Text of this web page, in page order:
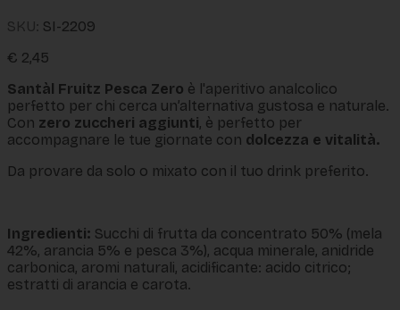
SKU: SI-2209
€ 2,45
Santàl Fruitz Pesca Zero è l'aperitivo analcolico
perfetto per chi cerca un’alternativa gustosa e naturale.
Con zero zuccheri aggiunti, è perfetto per
accompagnare le tue giornate con dolcezza e vitalità.
Da provare da solo o mixato con il tuo drink preferito.
Ingredienti: Succhi di frutta da concentrato 50% (mela
42%, arancia 5% e pesca 3%), acqua minerale, anidride
carbonica, aromi naturali, acidificante: acido citrico;
estratti di arancia e carota.